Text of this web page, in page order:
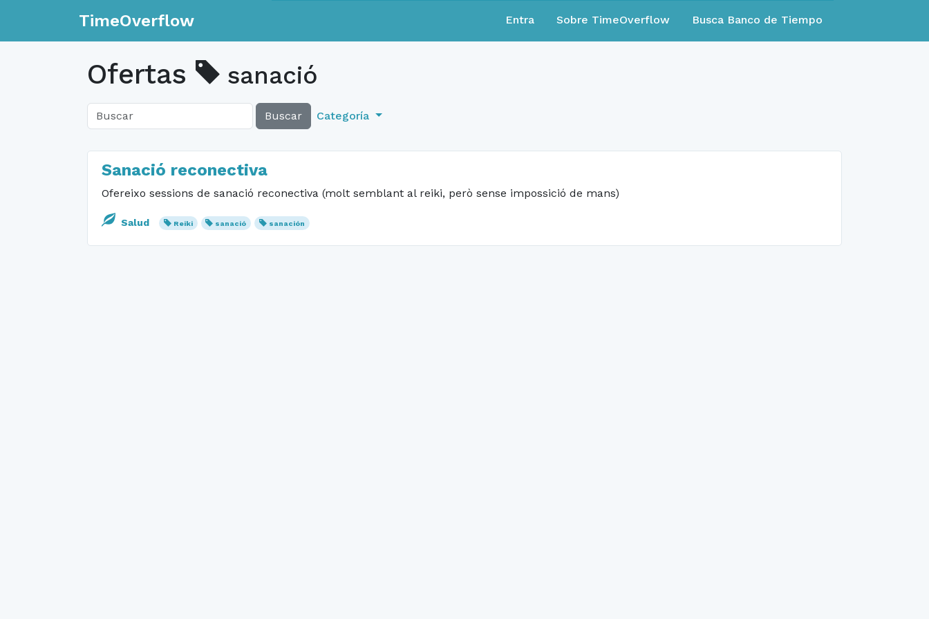
TimeOverflow Entra Sobre TimeOverflow Busca Banco de Tiempo
Ofertas sanació
Buscar Categoría
Sanació reconectiva
Ofereixo sessions de sanació reconectiva (molt semblant al reiki, però sense impossició de mans)
Salud Reiki sanació sanación